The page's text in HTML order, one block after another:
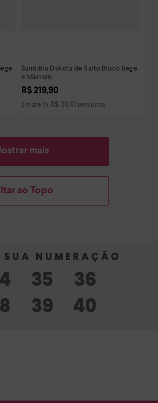
Sandália Dakota de Salto Bloco Bege
e Marrom
R$ 219,90
Em até 7x R$ 31,41 sem juros
mais
ao Topo
35
36
39 40